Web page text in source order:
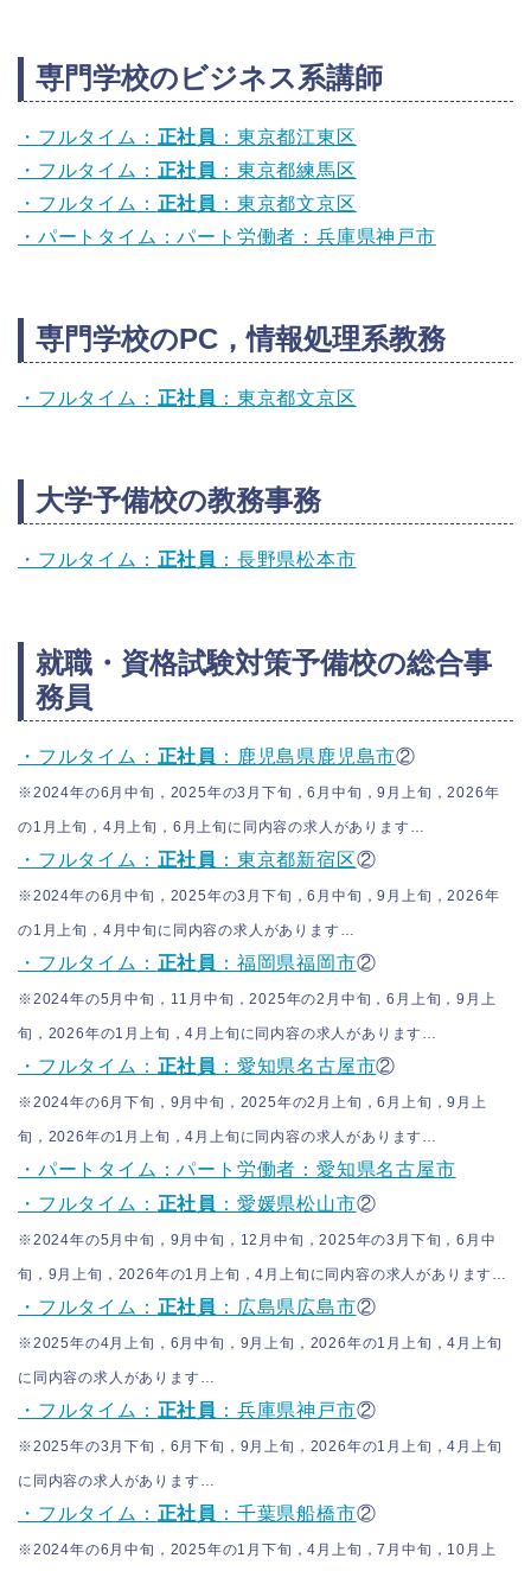
専門学校のビジネス系講師
・フルタイム： 正社員 ：東京都江東区
・フルタイム： 正社員 ：東京都練馬区
・フルタイム： 正社員 ：東京都文京区
・パートタイム：パート労働者：兵庫県神戸市
専門学校のPC，情報処理系教務
・フルタイム： 正社員 ：東京都文京区
大学予備校の教務事務
・フルタイム： 正社員 ：長野県松本市
就職・資格試験対策予備校の総合事
務員
・フルタイム： 正社員 ：鹿児島県鹿児島市②
※2024年の6月中旬，2025年の3月下旬，6月中旬，9月上旬，2026年
の1月上旬，4月上旬，6月上旬に同内容の求人があります…
・フルタイム： 正社員 ：東京都新宿区②
※2024年の6月中旬，2025年の3月下旬，6月中旬，9月上旬，2026年
の1月上旬，4月中旬に同内容の求人があります…
・フルタイム： 正社員 ：福岡県福岡市②
※2024年の5月中旬，11月中旬，2025年の2月中旬，6月上旬，9月上
旬，2026年の1月上旬，4月上旬に同内容の求人があります…
・フルタイム： 正社員 ：愛知県名古屋市②
※2024年の6月下旬，9月中旬，2025年の2月上旬，6月上旬，9月上
旬，2026年の1月上旬，4月上旬に同内容の求人があります…
・パートタイム：パート労働者：愛知県名古屋市
・フルタイム： 正社員 ：愛媛県松山市②
※2024年の5月中旬，9月中旬，12月中旬，2025年の3月下旬，6月中
旬，9月上旬，2026年の1月上旬，4月上旬に同内容の求人があります…
・フルタイム： 正社員 ：広島県広島市②
※2025年の4月上旬，6月中旬，9月上旬，2026年の1月上旬，4月上旬
に同内容の求人があります…
・フルタイム： 正社員 ：兵庫県神戸市②
※2025年の3月下旬，6月下旬，9月上旬，2026年の1月上旬，4月上旬
に同内容の求人があります…
・フルタイム： 正社員 ：千葉県船橋市②
※2024年の6月中旬，2025年の1月下旬，4月上旬，7月中旬，10月上